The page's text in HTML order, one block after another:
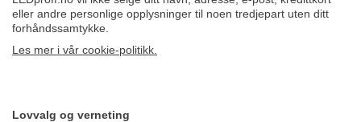
eller andre personlige opplysninger til noen tredjepart uten ditt
forhåndssamtykke.
Les mer i vår cookie-politikk.
Lovvalg og verneting